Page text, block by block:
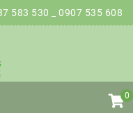
583 530 _ 0907 535 608
0